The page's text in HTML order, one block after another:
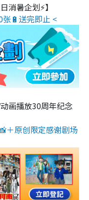
消暑企划⚡】
🔋送完即止 <
画播放30周年纪念
＋原创限定感谢剧场